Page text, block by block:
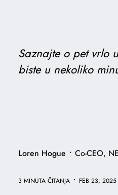
Saznajte o pet vrlo
biste u nekoliko
Loren Hogue • Co-CEO,
3 MINUTA ČITANJA • FEB 23, 2025